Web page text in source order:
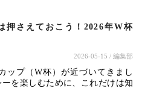
押さえておこう！2026年W杯
2026-05-15 / 編集部
ップ（W杯）が近づいてきまし
を楽しむために、これだけは知